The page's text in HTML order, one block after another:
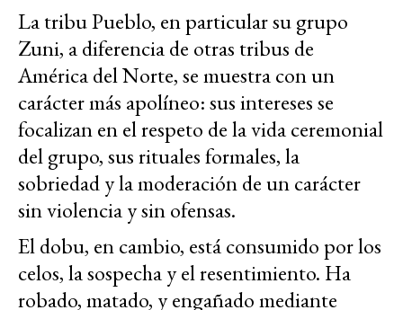
La tribu Pueblo, en particular su grupo
Zuni, a diferencia de otras tribus de
América del Norte, se muestra con un
carácter más apolíneo: sus intereses se
focalizan en el respeto de la vida ceremonial
del grupo, sus rituales formales, la
sobriedad y la moderación de un carácter
sin violencia y sin ofensas.
El dobu, en cambio, está consumido por los
celos, la sospecha y el resentimiento. Ha
robado, matado, y engañado mediante